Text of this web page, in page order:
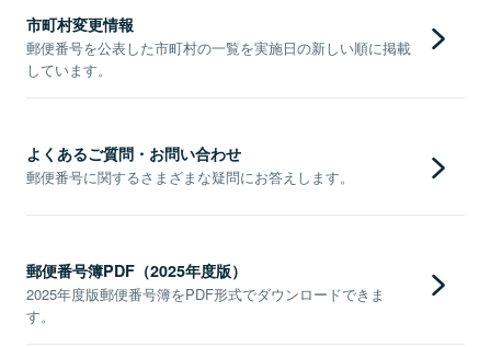
市町村変更情報
郵便番号を公表した市町村の一覧を実施日の新しい順に掲載
しています。
よくあるご質問・お問い合わせ
郵便番号に関するさまざまな疑問にお答えします。
郵便番号簿PDF（2025年度版）
2025年度版郵便番号簿をPDF形式でダウンロードできま
す。